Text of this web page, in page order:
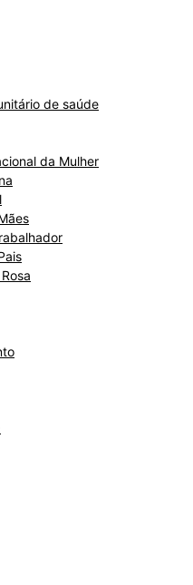
de saúde
da Mulher